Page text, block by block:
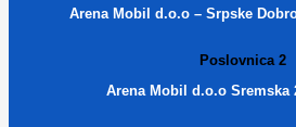
Arena Mobil d.o.o – Srpske
Poslovnica 2
Arena Mobil d.o.o Sremska